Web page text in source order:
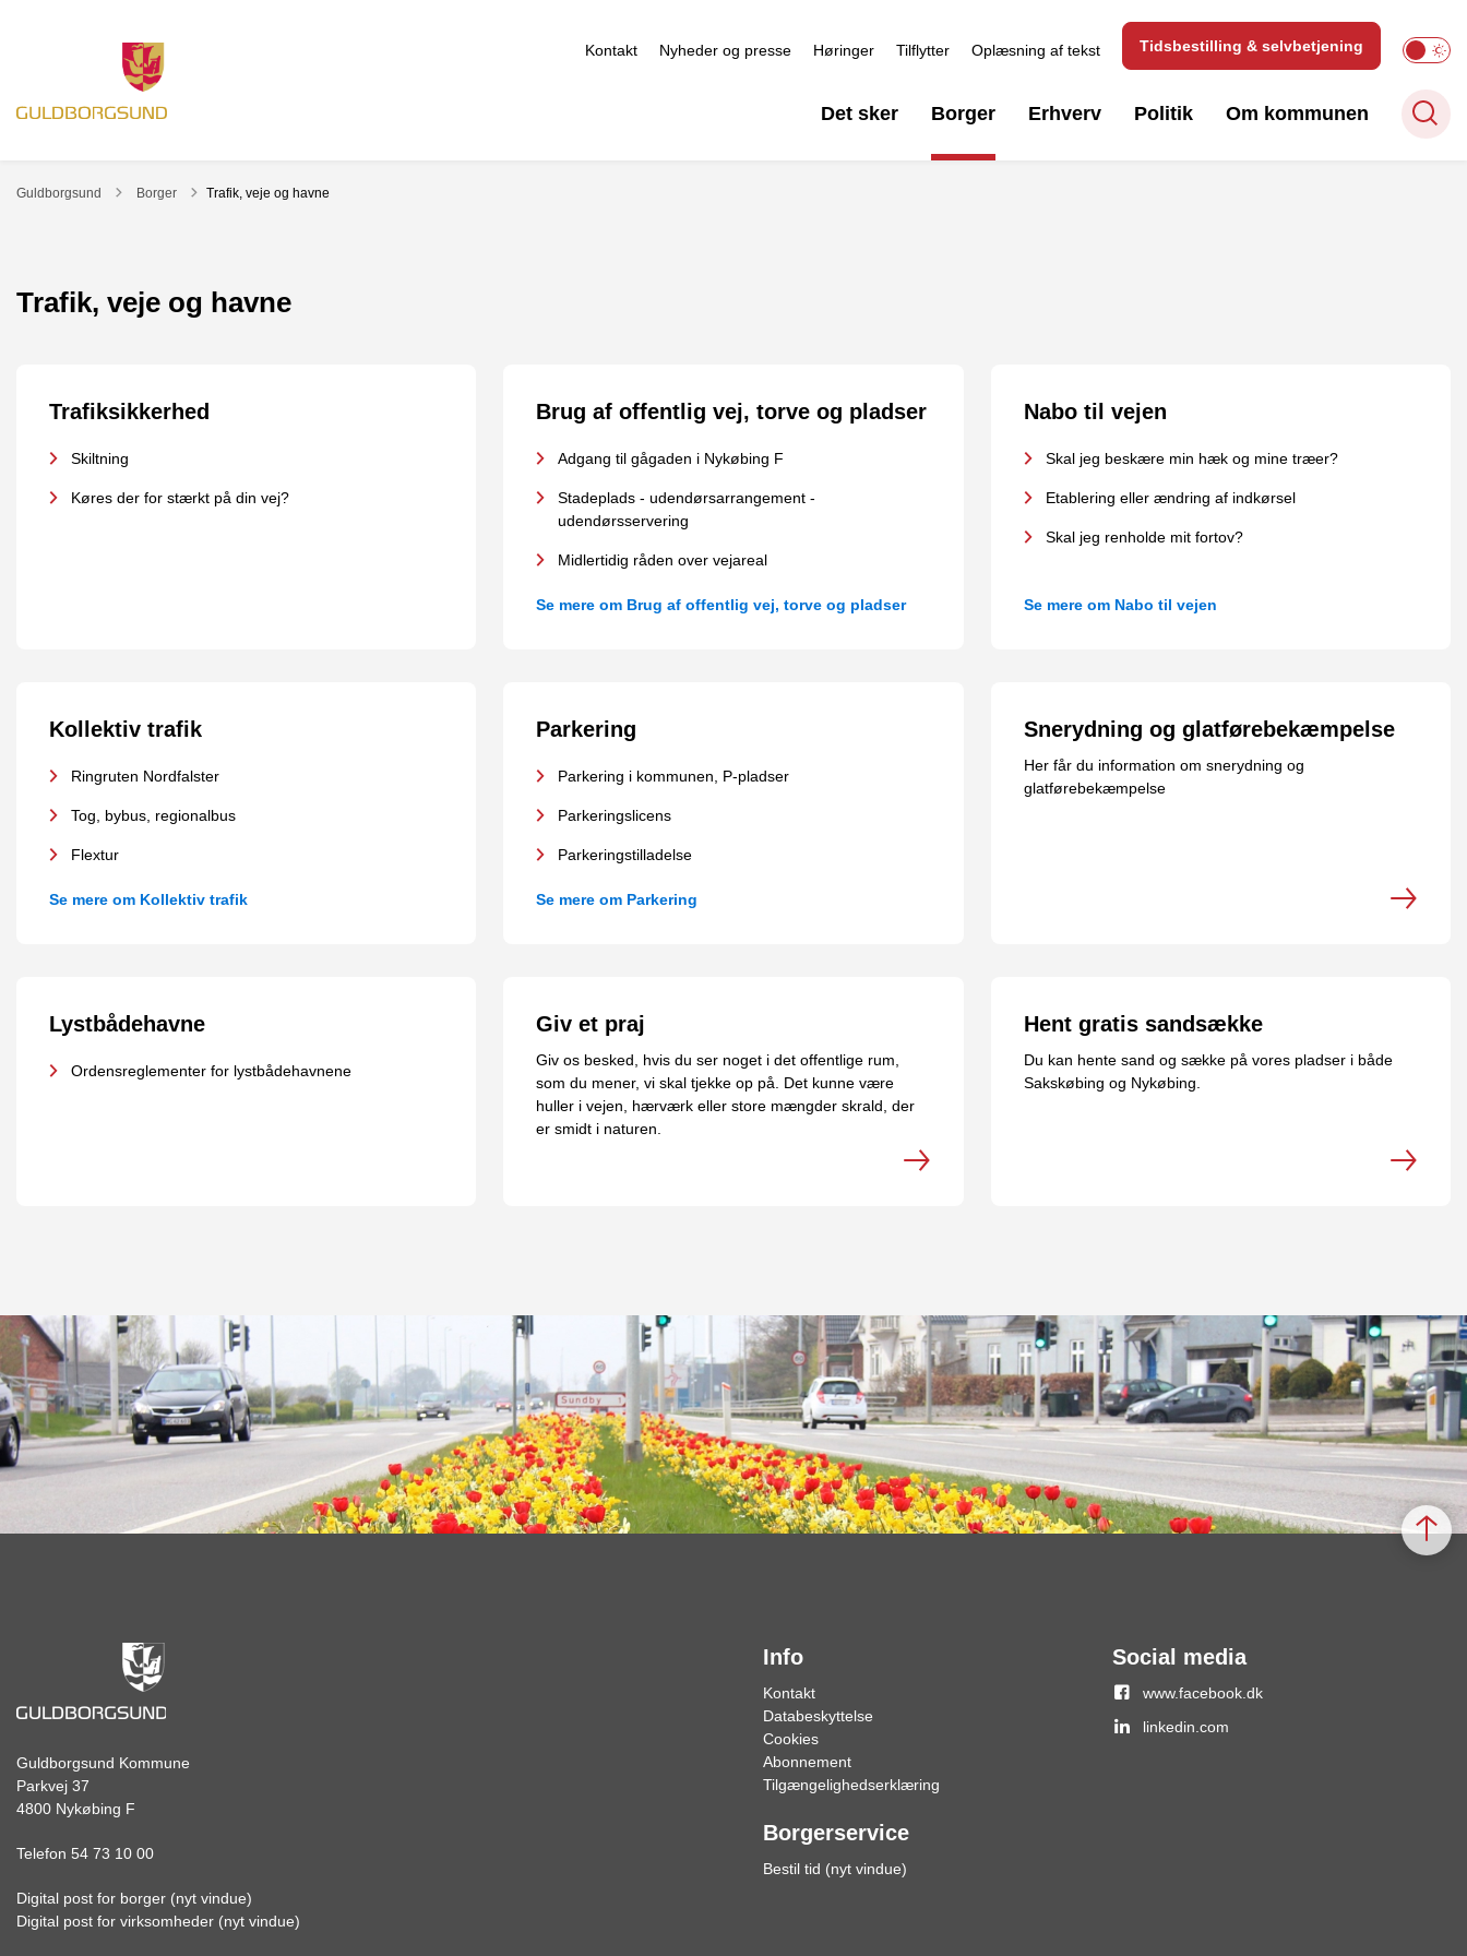
Kontakt Nyheder og presse Høringer Tilflytter Oplæsning af tekst Tidsbestilling & selvbetjening
Det sker Borger Erhverv Politik Om kommunen
Guldborgsund Tilbage til
Borger Trafik, veje og havne
Trafik, veje og havne
Trafiksikkerhed
Skiltning
Køres der for stærkt på din vej?
Brug af offentlig vej, torve og pladser
Adgang til gågaden i Nykøbing F
Stadeplads - udendørsarrangement -
udendørsservering
Midlertidig råden over vejareal
Se mere om Brug af offentlig vej, torve og pladser
Nabo til vejen
Skal jeg beskære min hæk og mine træer?
Etablering eller ændring af indkørsel
Skal jeg renholde mit fortov?
Se mere om Nabo til vejen
Kollektiv trafik
Ringruten Nordfalster
Tog, bybus, regionalbus
Flextur
Se mere om Kollektiv trafik
Parkering
Parkering i kommunen, P-pladser
Parkeringslicens
Parkeringstilladelse
Se mere om Parkering
Snerydning og glatførebekæmpelse
Her får du information om snerydning og
glatførebekæmpelse
Lystbådehavne
Ordensreglementer for lystbådehavnene
Giv et praj
Giv os besked, hvis du ser noget i det offentlige rum,
som du mener, vi skal tjekke op på. Det kunne være
huller i vejen, hærværk eller store mængder skrald, der
er smidt i naturen.
Hent gratis sandsække
Du kan hente sand og sække på vores pladser i både
Sakskøbing og Nykøbing.
Guldborgsund Kommune
Parkvej 37
4800 Nykøbing F
Telefon 54 73 10 00
Digital post for borger (nyt vindue)
Digital post for virksomheder (nyt vindue)
Info
Kontakt
Databeskyttelse
Cookies
Abonnement
Tilgængelighedserklæring
Social media
www.facebook.dk
linkedin.com
Borgerservice
Bestil tid (nyt vindue)